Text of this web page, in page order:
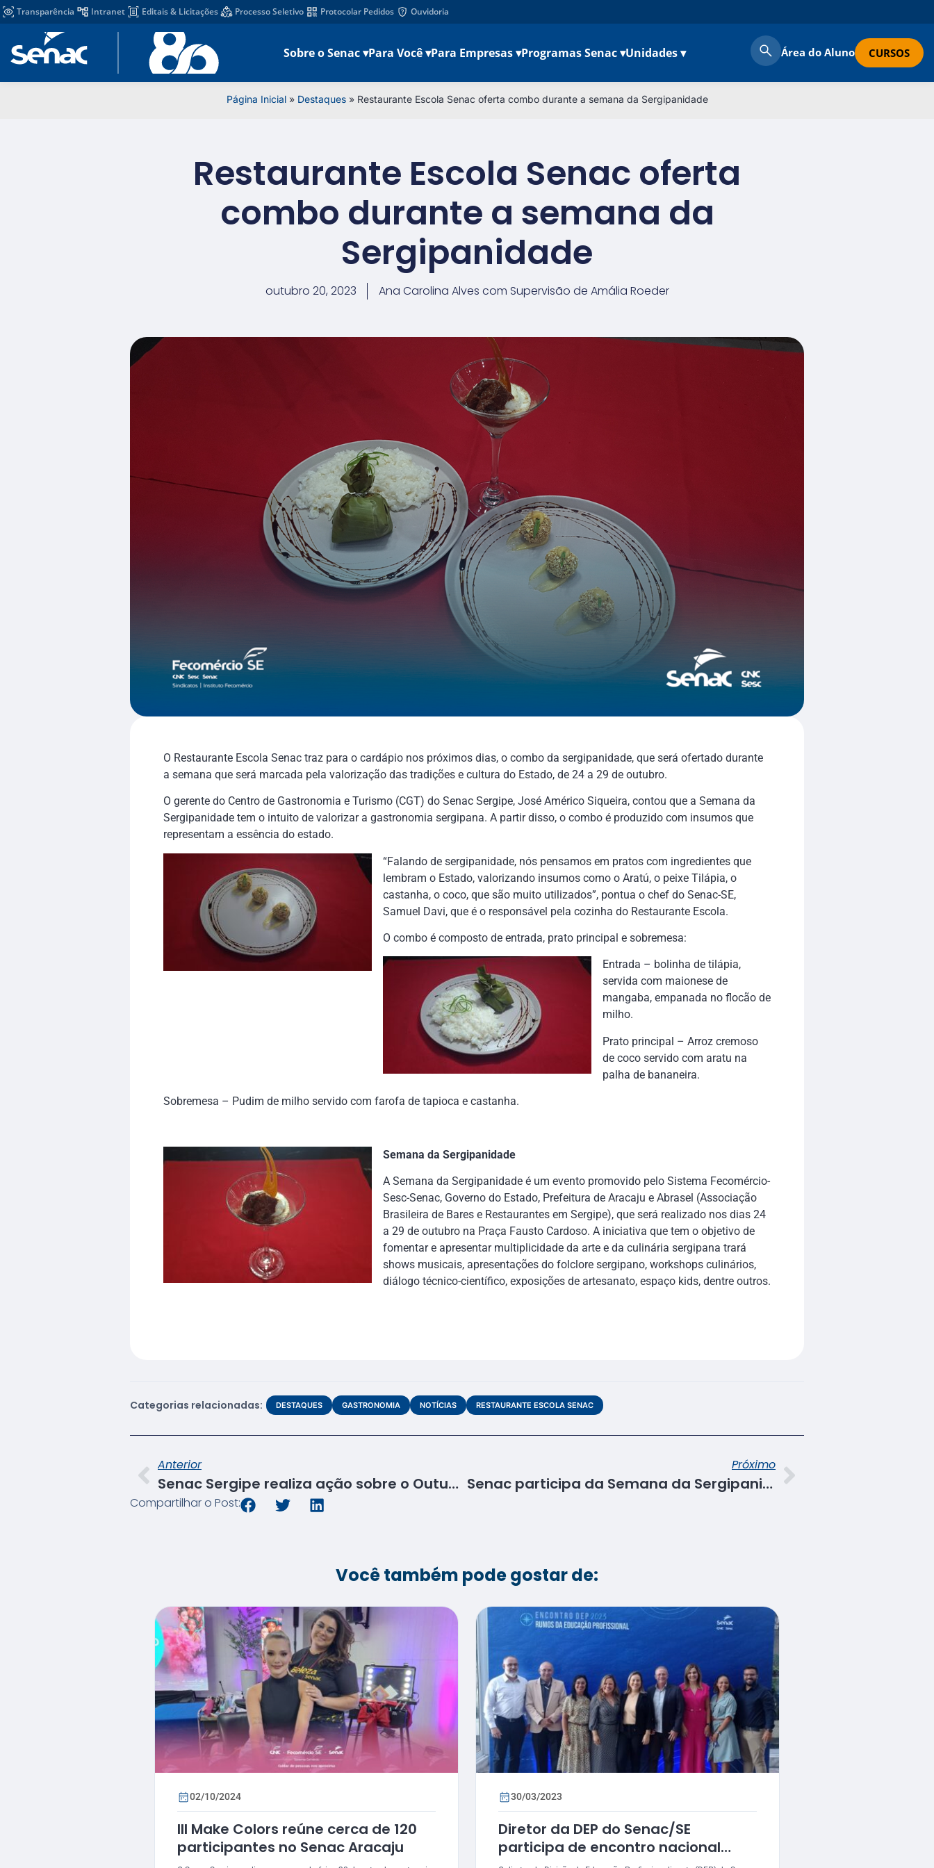
Transparência Intranet Editais & Licitações Processo Seletivo Protocolar Pedidos Ouvidoria
Sobre o Senac ▾Para Você ▾Para Empresas ▾Programas Senac ▾Unidades ▾ Área do Aluno CURSOS
Página Inicial» Destaques» Restaurante Escola Senac oferta combo durante a semana da Sergipanidade
Restaurante Escola Senac oferta
combo durante a semana da
Sergipanidade
outubro 20, 2023 Ana Carolina Alves com Supervisão de Amália Roeder
O Restaurante Escola Senac traz para o cardápio nos próximos dias, o combo da sergipanidade, que será ofertado durante
a semana que será marcada pela valorização das tradições e cultura do Estado, de 24 a 29 de outubro.
O gerente do Centro de Gastronomia e Turismo (CGT) do Senac Sergipe, José Américo Siqueira, contou que a Semana da
Sergipanidade tem o intuito de valorizar a gastronomia sergipana. A partir disso, o combo é produzido com insumos que
representam a essência do estado.
“Falando de sergipanidade, nós pensamos em pratos com ingredientes que
lembram o Estado, valorizando insumos como o Aratú, o peixe Tilápia, o
castanha, o coco, que são muito utilizados”, pontua o chef do Senac-SE,
Samuel Davi, que é o responsável pela cozinha do Restaurante Escola.
O combo é composto de entrada, prato principal e sobremesa:
Entrada – bolinha de tilápia,
servida com maionese de
mangaba, empanada no flocão de
milho.
Prato principal – Arroz cremoso
de coco servido com aratu na
palha de bananeira.
Sobremesa – Pudim de milho servido com farofa de tapioca e castanha.
Semana da Sergipanidade
A Semana da Sergipanidade é um evento promovido pelo Sistema Fecomércio-
Sesc-Senac, Governo do Estado, Prefeitura de Aracaju e Abrasel (Associação
Brasileira de Bares e Restaurantes em Sergipe), que será realizado nos dias 24
a 29 de outubro na Praça Fausto Cardoso. A iniciativa que tem o objetivo de
fomentar e apresentar multiplicidade da arte e da culinária sergipana trará
shows musicais, apresentações do folclore sergipano, workshops culinários,
diálogo técnico-científico, exposições de artesanato, espaço kids, dentre outros.
Categorias relacionadas: DESTAQUES GASTRONOMIA NOTÍCIAS RESTAURANTE ESCOLA SENAC
Anterior
Senac Sergipe realiza ação sobre o Outubro Verde, mês de prevenção à sífilis congênita
Próximo
Senac participa da Semana da Sergipanidade com aulas show e oficinas gratuitas
Compartilhar o Post:
Você também pode gostar de:
02/10/2024
III Make Colors reúne cerca de 120
participantes no Senac Aracaju
30/03/2023
Diretor da DEP do Senac/SE
participa de encontro nacional